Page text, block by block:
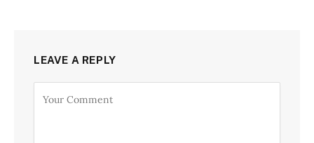
LEAVE A REPLY